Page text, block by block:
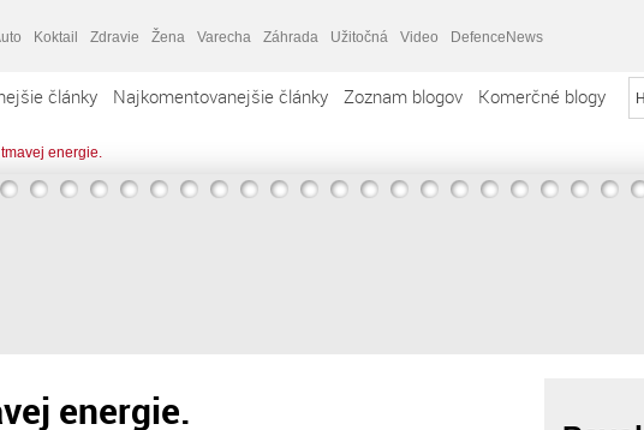
Koktail Zdravie Žena Varecha Záhrada Užitočná Video DefenceNews
články Najkomentovanejšie články Zoznam blogov Komerčné blogy
energie.
energie.